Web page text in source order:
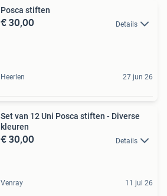
Posca stiften
€ 30,00 Details
Heerlen 27 jun 26
Set van 12 Uni Posca stiften - Diverse
kleuren
€ 30,00 Details
Venray 11 jul 26